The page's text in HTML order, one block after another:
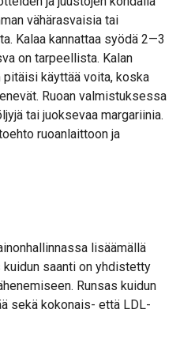
vähärasvaisia tai
Kalaa kannattaa syödä 2—3
on tarpeellista. Kalan
käyttää voita, koska
Ruoan valmistuksessa
tai juoksevaa margariinia.
ruoanlaittoon ja
lisäämällä
saanti on yhdistetty
Runsas kuidun
sekä kokonais- että LDL-